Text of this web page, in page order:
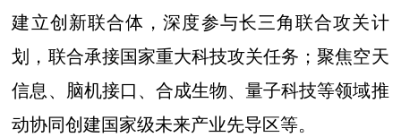
建立创新联合体，深度参与长三角联合攻关计
划，联合承接国家重大科技攻关任务；聚焦空天
信息、脑机接口、合成生物、量子科技等领域推
动协同创建国家级未来产业先导区等。